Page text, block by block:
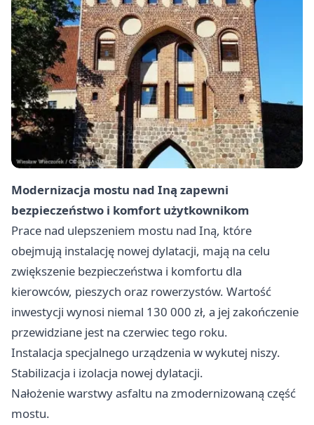
Modernizacja mostu nad Iną zapewni
bezpieczeństwo i komfort użytkownikom
Prace nad ulepszeniem mostu nad Iną, które
obejmują instalację nowej dylatacji, mają na celu
zwiększenie bezpieczeństwa i komfortu dla
kierowców, pieszych oraz rowerzystów. Wartość
inwestycji wynosi niemal 130 000 zł, a jej zakończenie
przewidziane jest na czerwiec tego roku.
Instalacja specjalnego urządzenia w wykutej niszy.
Stabilizacja i izolacja nowej dylatacji.
Nałożenie warstwy asfaltu na zmodernizowaną część
mostu.